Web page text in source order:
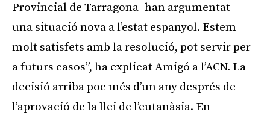
Provincial de Tarragona- han argumentat
una situació nova a l’estat espanyol. Estem
molt satisfets amb la resolució, pot servir per
a futurs casos”, ha explicat Amigó a l’ACN. La
decisió arriba poc més d’un any després de
l’aprovació de la llei de l’eutanàsia. En